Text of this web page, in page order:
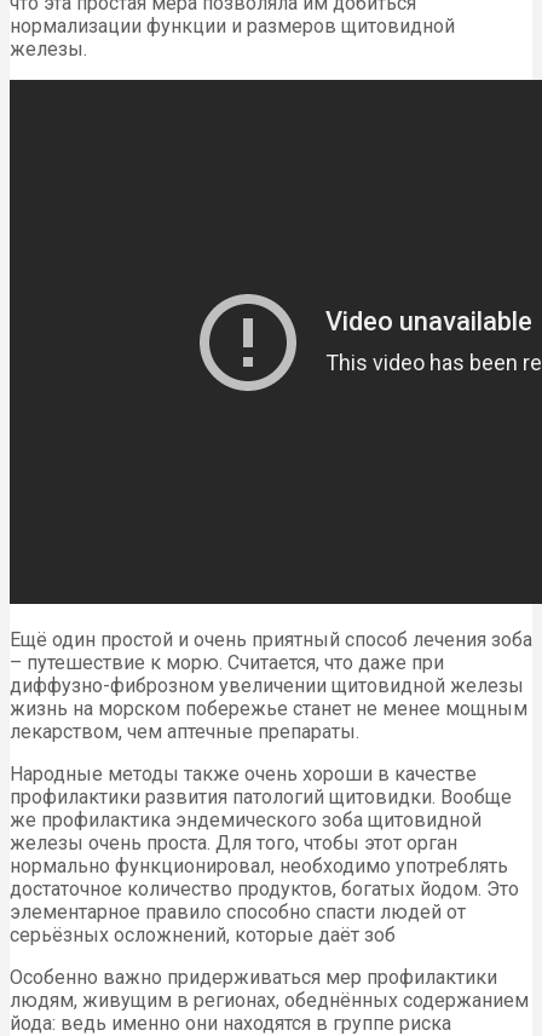
нормализации функции и размеров щитовидной
железы.
Ещё один простой и очень приятный способ лечения зоба
– путешествие к морю. Считается, что даже при
диффузно-фиброзном увеличении щитовидной железы
жизнь на морском побережье станет не менее мощным
лекарством, чем аптечные препараты.
Народные методы также очень хороши в качестве
профилактики развития патологий щитовидки. Вообще
же профилактика эндемического зоба щитовидной
железы очень проста. Для того, чтобы этот орган
нормально функционировал, необходимо употреблять
достаточное количество продуктов, богатых йодом. Это
элементарное правило способно спасти людей от
серьёзных осложнений, которые даёт зоб
Особенно важно придерживаться мер профилактики
людям, живущим в регионах, обеднённых содержанием
йода: ведь именно они находятся в группе риска